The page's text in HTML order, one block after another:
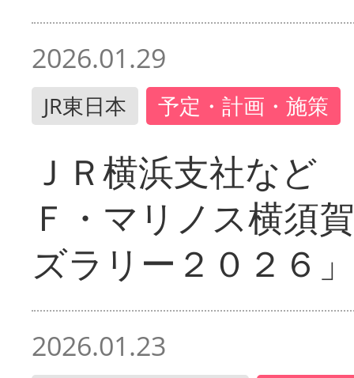
2026.01.29
JR東日本 予定・計画・施策
ＪＲ横浜支社など
Ｆ・マリノス横須
ズラリー２０２６」
2026.01.23